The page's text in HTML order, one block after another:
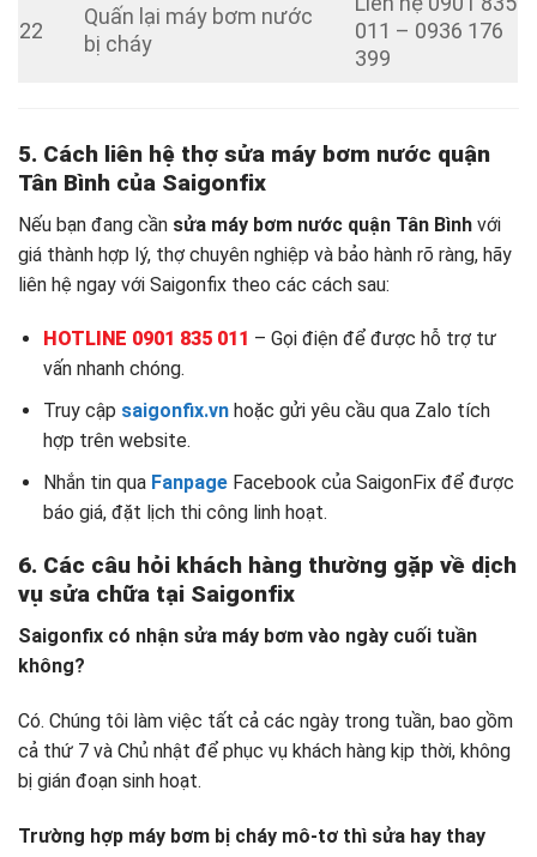
22
Quấn lại máy bơm nước
bị cháy
011 – 0936 176
399
5. Cách liên hệ thợ sửa máy bơm nước quận
Tân Bình của Saigonfix
Nếu bạn đang cần sửa máy bơm nước quận Tân Bình với
giá thành hợp lý, thợ chuyên nghiệp và bảo hành rõ ràng, hãy
liên hệ ngay với Saigonfix theo các cách sau:
HOTLINE 0901 835 011 – Gọi điện để được hỗ trợ tư
vấn nhanh chóng.
Truy cập saigonfix.vnhoặc gửi yêu cầu qua Zalo tích
hợp trên website.
Nhắn tin qua FanpageFacebook của SaigonFix để được
báo giá, đặt lịch thi công linh hoạt.
6. Các câu hỏi khách hàng thường gặp về dịch
vụ sửa chữa tại Saigonfix
Saigonfix có nhận sửa máy bơm vào ngày cuối tuần
không?
Có. Chúng tôi làm việc tất cả các ngày trong tuần, bao gồm
cả thứ 7 và Chủ nhật để phục vụ khách hàng kịp thời, không
bị gián đoạn sinh hoạt.
Trường hợp máy bơm bị cháy mô-tơ thì sửa hay thay